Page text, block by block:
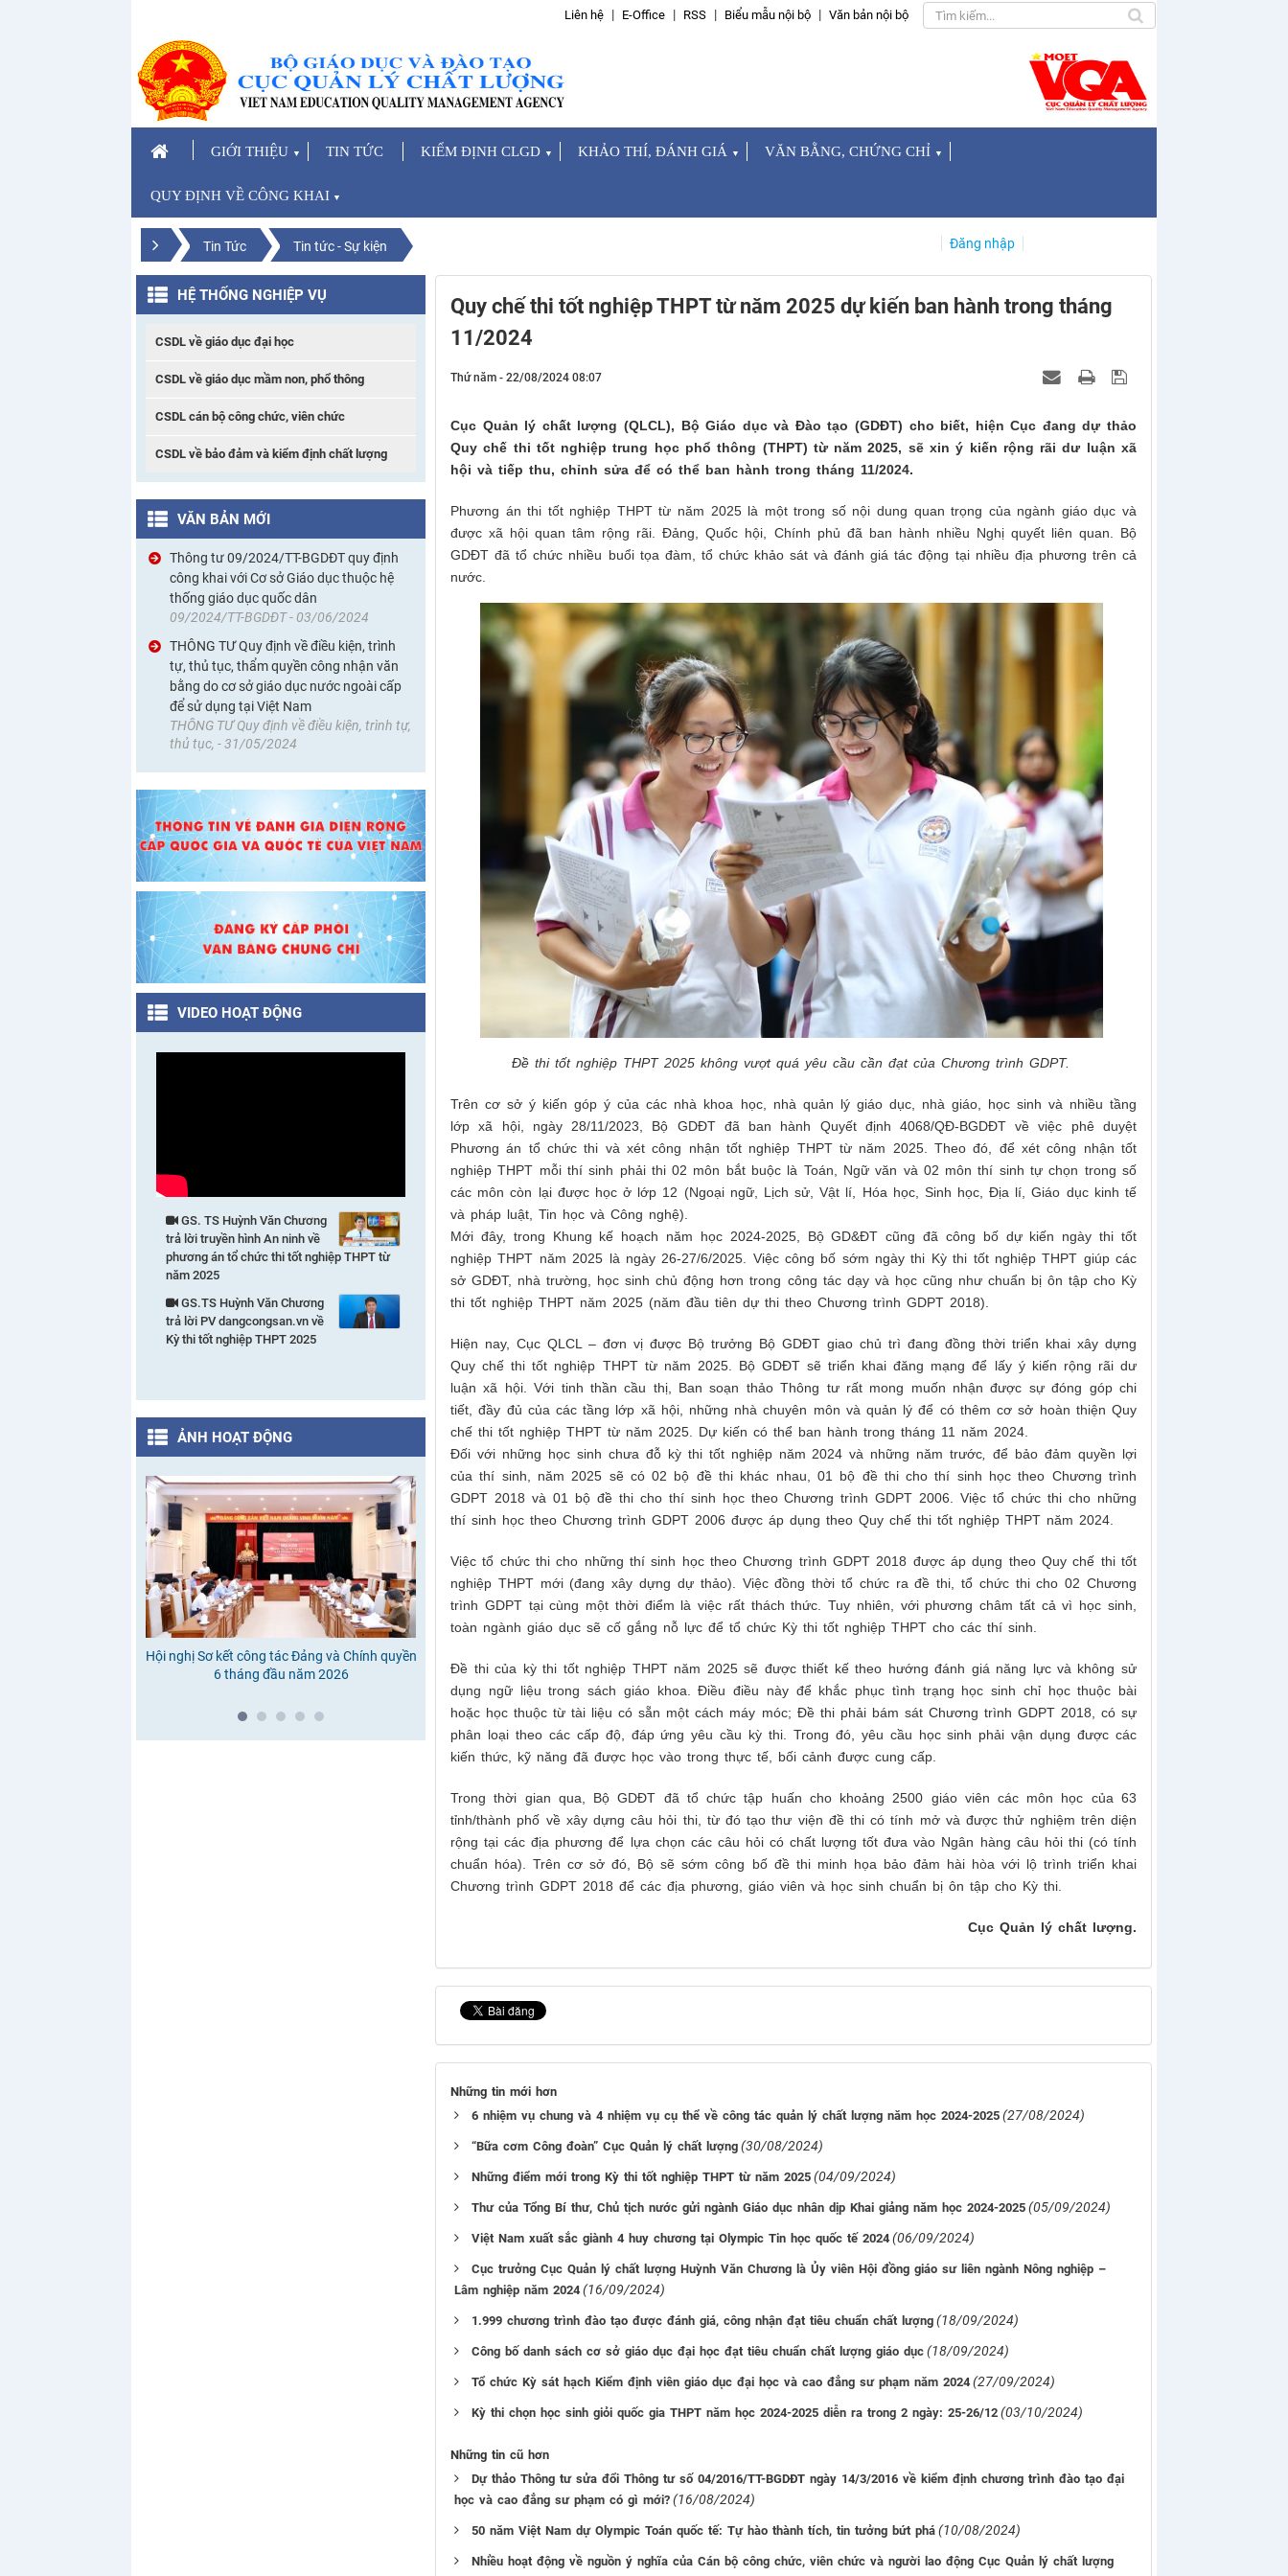
Liên hệ E-Office RSS Biểu mẫu nội bộ Văn bản nội bộ
GIỚI THIỆU ▼ TIN TỨC KIỂM ĐỊNH CLGD ▼ KHẢO THÍ, ĐÁNH GIÁ ▼ VĂN BẰNG, CHỨNG CHỈ ▼
QUY ĐỊNH VỀ CÔNG KHAI ▼
Tin Tức Tin tức - Sự kiện Đăng nhập
Quy chế thi tốt nghiệp THPT từ năm 2025 dự kiến ban hành trong tháng
11/2024
Thứ năm - 22/08/2024 08:07
Cục Quản lý chất lượng (QLCL), Bộ Giáo dục và Đào tạo (GDĐT) cho biết, hiện Cục đang dự thảo
Quy chế thi tốt nghiệp trung học phổ thông (THPT) từ năm 2025, sẽ xin ý kiến rộng rãi dư luận xã
hội và tiếp thu, chỉnh sửa để có thể ban hành trong tháng 11/2024.
Phương án thi tốt nghiệp THPT từ năm 2025 là một trong số nội dung quan trọng của ngành giáo dục và
được xã hội quan tâm rộng rãi. Đảng, Quốc hội, Chính phủ đã ban hành nhiều Nghị quyết liên quan. Bộ
GDĐT đã tổ chức nhiều buổi tọa đàm, tổ chức khảo sát và đánh giá tác động tại nhiều địa phương trên cả
nước.
Đề thi tốt nghiệp THPT 2025 không vượt quá yêu cầu cần đạt của Chương trình GDPT.
Trên cơ sở ý kiến góp ý của các nhà khoa học, nhà quản lý giáo dục, nhà giáo, học sinh và nhiều tầng
lớp xã hội, ngày 28/11/2023, Bộ GDĐT đã ban hành Quyết định 4068/QĐ-BGDĐT về việc phê duyệt
Phương án tổ chức thi và xét công nhận tốt nghiệp THPT từ năm 2025. Theo đó, để xét công nhận tốt
nghiệp THPT mỗi thí sinh phải thi 02 môn bắt buộc là Toán, Ngữ văn và 02 môn thí sinh tự chọn trong số
các môn còn lại được học ở lớp 12 (Ngoại ngữ, Lịch sử, Vật lí, Hóa học, Sinh học, Địa lí, Giáo dục kinh tế
và pháp luật, Tin học và Công nghệ).
Mới đây, trong Khung kế hoạch năm học 2024-2025, Bộ GD&ĐT cũng đã công bố dự kiến ngày thi tốt
nghiệp THPT năm 2025 là ngày 26-27/6/2025. Việc công bố sớm ngày thi Kỳ thi tốt nghiệp THPT giúp các
sở GDĐT, nhà trường, học sinh chủ động hơn trong công tác dạy và học cũng như chuẩn bị ôn tập cho Kỳ
thi tốt nghiệp THPT năm 2025 (năm đầu tiên dự thi theo Chương trình GDPT 2018).
Hiện nay,Cục QLCL – đơn vị được Bộ trưởng BộGDĐT giao chủ trìđang đồng thời triển khai xây dựng
Quy chế thi tốt nghiệp THPT từ năm 2025. Bộ GDĐT sẽ triển khai đăng mạng để lấy ý kiến rộng rãi dư
luận xã hội. Với tinh thần cầu thị, Ban soạn thảo Thông tư rất mong muốn nhận được sự đóng góp chi
tiết, đầy đủ của các tầng lớp xã hội, những nhà chuyên môn và quản lý để có thêm cơ sở hoàn thiện Quy
chế thi tốt nghiệp THPT từ năm 2025.
Dự kiến có thể ban hành trong tháng 11 năm 2024.
Đối với những học sinh chưa đỗ kỳ thi tốt nghiệp năm 2024 và những năm trước để bảo đảm quyền lợi
của thí sinh, năm 2025 sẽ có 02 bộ đề thi khác nhau, 01 bộ đề thi cho thí sinh học theo Chương trình
GDPT 2018 và 01 bộ đề thi cho thí sinh học theo Chương trình GDPT 2006. Việc tổ chức thi cho những
thí sinh học theo Chương trình GDPT 2006 được áp dụng theo Quy chế thi tốt nghiệp THPT năm 2024.
Việc tổ chức thi cho những thí sinh học theo Chương trình GDPT 2018 được áp dụng theo Quy chế thi tốt
nghiệp THPT mới (đang xây dựng dự thảo). Việc đồng thời tổ chức ra đề thi, tổ chức thi cho 02 Chương
trình GDPT tại cùng một thời điểm là việc rất thách thức. Tuy nhiên, với phương châm tất cả vì học sinh,
toàn ngành giáo dục sẽ cố gắng nỗ lực để tổ chức Kỳ thi tốt nghiệp THPT cho các thí sinh.
Đề thi của kỳ thi tốt nghiệp THPT năm 2025sẽ được thiết kế theo hướng đánh giá năng lực và không sử
dụng ngữ liệu trong sách giáo khoa . Điềuđiều này để khắc phục tình trạng học sinh chỉ học thuộc bài
hoặc học thuộc từ tài liệu có sẵn một cách máy móc; Đề thi phải bám sát Chương trình GDPT 2018, có sự
phân loại theo các cấp độ, đáp ứng yêu cầu kỳ thi. Trong đó, yêu cầu học sinh phải vận dụng được các
kiến thức, kỹ năng đã được học vào trong thực tế, bối cảnh được cung cấp.
Trong thời gian qua, Bộ GDĐT đã tổ chức tập huấn cho khoảng 2500 giáo viên các môn học của 63
tỉnh/thành phố về xây dựng câu hỏi thi, từ đó tạo thư viện đề thi có tính mở và được thử nghiệm trên diện
rộng tại các địa phương để lựa chọn các câu hỏi có chất lượngtốt đưa vào Ngân hàng câu hỏi thi (có tính
chuẩn hóa). Trên cơ sở đó, Bộ sẽ sớm công bố đề thi minh họa bảo đảm hài hòa với lộ trình triển khai
Chương trình GDPT 2018 để các địa phương, giáo viên và học sinh chuẩn bị ôn tập cho Kỳ thi.
Cục Quản lý chất lượng.
Những tin mới hơn
6 nhiệm vụ chung và 4 nhiệm vụ cụ thể về công tác quản lý chất lượng năm học 2024-2025 (27/08/2024)
“Bữa cơm Công đoàn” Cục Quản lý chất lượng (30/08/2024)
Những điểm mới trong Kỳ thi tốt nghiệp THPT từ năm 2025 (04/09/2024)
Thư của Tổng Bí thư, Chủ tịch nước gửi ngành Giáo dục nhân dịp Khai giảng năm học 2024-2025 (05/09/2024)
Việt Nam xuất sắc giành 4 huy chương tại Olympic Tin học quốc tế 2024 (06/09/2024)
Cục trưởng Cục Quản lý chất lượng Huỳnh Văn Chương là Ủy viên Hội đồng giáo sư liên ngành Nông nghiệp –
Lâm nghiệp năm 2024 (16/09/2024)
1.999 chương trình đào tạo được đánh giá, công nhận đạt tiêu chuẩn chất lượng (18/09/2024)
Công bố danh sách cơ sở giáo dục đại học đạt tiêu chuẩn chất lượng giáo dục (18/09/2024)
Tổ chức Kỳ sát hạch Kiểm định viên giáo dục đại học và cao đẳng sư phạm năm 2024 (27/09/2024)
Kỳ thi chọn học sinh giỏi quốc gia THPT năm học 2024-2025 diễn ra trong 2 ngày: 25-26/12 (03/10/2024)
Những tin cũ hơn
Dự thảo Thông tư sửa đổi Thông tư số 04/2016/TT-BGDĐT ngày 14/3/2016 về kiểm định chương trình đào tạo đại
học và cao đẳng sư phạm có gì mới? (16/08/2024)
50 năm Việt Nam dự Olympic Toán quốc tế: Tự hào thành tích, tin tưởng bứt phá (10/08/2024)
Nhiều hoạt động về nguồn ý nghĩa của Cán bộ công chức, viên chức và người lao động Cục Quản lý chất lượng
HỆ THỐNG NGHIỆP VỤ
CSDL về giáo dục đại học
CSDL về giáo dục mầm non, phổ thông
CSDL cán bộ công chức, viên chức
CSDL về bảo đảm và kiểm định chất lượng
VĂN BẢN MỚI
Thông tư 09/2024/TT-BGDĐT quy định
công khai với Cơ sở Giáo dục thuộc hệ
thống giáo dục quốc dân
09/2024/TT-BGDĐT - 03/06/2024
THÔNG TƯ Quy định về điều kiện, trình
tự, thủ tục, thẩm quyền công nhận văn
bằng do cơ sở giáo dục nước ngoài cấp
để sử dụng tại Việt Nam
THÔNG TƯ Quy định về điều kiện, trình tự,
thủ tục, - 31/05/2024
VIDEO HOẠT ĐỘNG
GS. TS Huỳnh Văn Chương
trả lời truyền hình An ninh về
phương án tổ chức thi tốt nghiệp THPT từ
năm 2025
GS.TS Huỳnh Văn Chương
trả lời PV dangcongsan.vn về
Kỳ thi tốt nghiệp THPT 2025
ẢNH HOẠT ĐỘNG
Hội nghị Sơ kết công tác Đảng và Chính quyền
6 tháng đầu năm 2026
công chức, viên chức và người lao động Cục
Quản lý...
nhiệm kỳ 2025 – 2030
bộ công chức, viên chức và người lao động
Cục...